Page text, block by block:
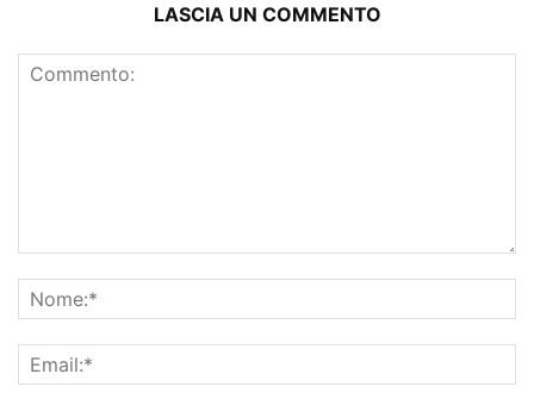
LASCIA UN COMMENTO